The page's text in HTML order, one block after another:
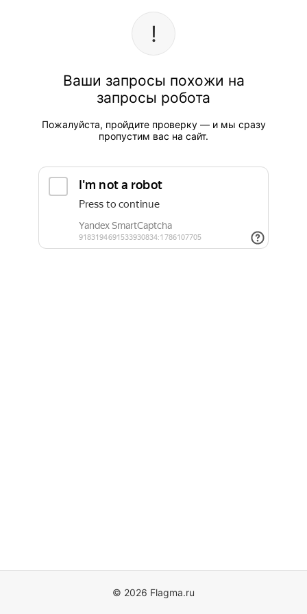
Ваши запросы похожи на
запросы робота
Пожалуйста, пройдите проверку — и мы сразу
пропустим вас на сайт.
© 2026 Flagma.ru